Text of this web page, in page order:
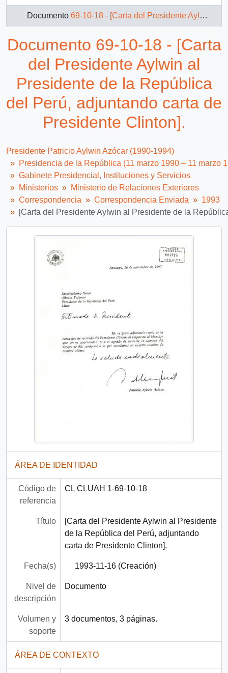
Documento 69-10-18 - [Carta del Presidente Aylwin al Presidente de la República del Perú, adjuntando carta de Presidente Clinton].
69-10-19 - [Carta del Presidente Aylwin al Presidente de la República Peruana].
Documento 69-10-21 - [Carta del Presidente Aylwin al Presidente de la República de Polonia].
Documento 69-11-1 - [Carta del Presidente Aylwin al Presidente de la República Árabe de Siria].
Documento 69-11-10 - [Carta del Presidente Aylwin al Presidente de la República de Turquía].
96 más...
Documento 69-10-18 - [Carta
del Presidente Aylwin al
Presidente de la República
del Perú, adjuntando carta de
Presidente Clinton].
Presidente Patricio Aylwin Azócar (1990-1994)
Presidencia de la República (11 marzo 1990 – 11 marzo
Gabinete Presidencial, Instituciones y Servicios
Ministerios
Ministerio de Relaciones Exteriores
Correspondencia
Correspondencia Enviada
1993
[Carta del Presidente Aylwin al Presidente de la
ÁREA DE IDENTIDAD
Código de
referencia
CL CLUAH 1-69-10-18
Título
[Carta del Presidente Aylwin al Presidente
de la República del Perú, adjuntando
carta de Presidente Clinton].
Fecha(s) 1993-11-16 (Creación)
Nivel de
descripción
Documento
Volumen y
soporte
3 documentos, 3 páginas.
ÁREA DE CONTEXTO